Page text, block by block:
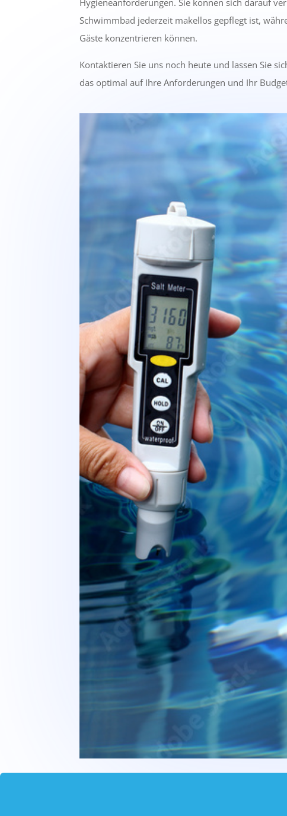
Schwimmbad jederzeit makellos gepflegt ist,
Gäste konzentrieren können.
Kontaktieren Sie uns noch heute und lassen Sie
das optimal auf Ihre Anforderungen und Ihr